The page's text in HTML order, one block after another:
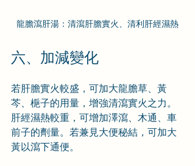
龍膽瀉肝湯：清瀉肝膽實火、清利肝經濕熱
六、加減變化
若肝膽實火較盛，可加大龍膽草、黃
芩、梔子的用量，增強清瀉實火之力。
肝經濕熱較重，可增加澤瀉、木通、車
前子的劑量。若兼見大便秘結，可加大
黃以瀉下通便。